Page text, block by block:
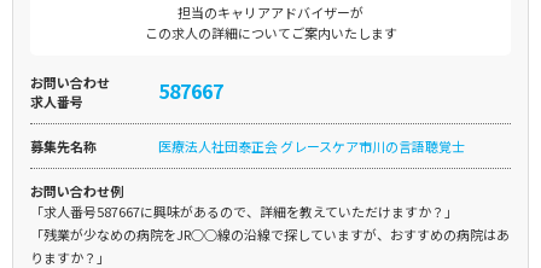
担当のキャリアアドバイザーが
この求人の詳細についてご案内いたします
お問い合わせ
求人番号
587667
募集先名称 医療法人社団泰正会 グレースケア市川の言語聴覚士
お問い合わせ例
「求人番号587667に興味があるので、詳細を教えていただけますか？」
「残業が少なめの病院をJR○○線の沿線で探していますが、おすすめの病院はあ
りますか？」